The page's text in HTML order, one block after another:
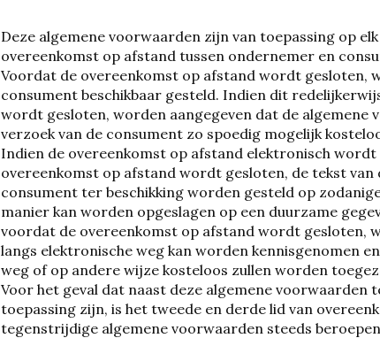
Deze algemene voorwaarden zijn van toepassing op
overeenkomst op afstand tussen ondernemer en
Voordat de overeenkomst op afstand wordt gesloten,
consument beschikbaar gesteld. Indien dit
wordt gesloten, worden aangegeven dat de
verzoek van de consument zo spoedig mogelijk
Indien de overeenkomst op afstand elektronisch
overeenkomst op afstand wordt gesloten, de tekst
consument ter beschikking worden gesteld op
manier kan worden opgeslagen op een duurzame
voordat de overeenkomst op afstand wordt gesloten,
langs elektronische weg kan worden kennisgenomen
weg of op andere wijze kosteloos zullen worden
Voor het geval dat naast deze algemene
toepassing zijn, is het tweede en derde lid van
tegenstrijdige algemene voorwaarden steeds